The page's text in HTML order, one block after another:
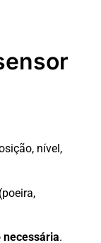
nível,
(poeira,
.